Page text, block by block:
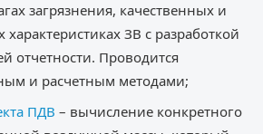
загрязнения, качественных и
ЗВ с разработкой
отчетности. Проводится
и расчетным методами;
ПДВ – вычисление конкретного